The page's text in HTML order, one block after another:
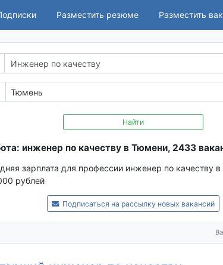
Разместить резюме Разместить
Тюмень
Найти
инженер по качеству в Тюмени, 2433
зарплата для профессии инженер по качеству
рублей
Подписаться на рассылку новых вакансий